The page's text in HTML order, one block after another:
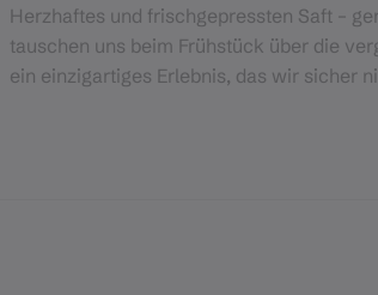
Herzhaftes und frischgepressten Saft –
tauschen uns beim Frühstück über die
ein einzigartiges Erlebnis, das wir sicher